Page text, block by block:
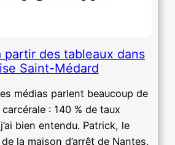
partir des tableaux dans
Saint-Médard
médias parlent beaucoup de
: 140 % de taux
bien entendu. Patrick, le
la maison d’arrêt de Nantes,